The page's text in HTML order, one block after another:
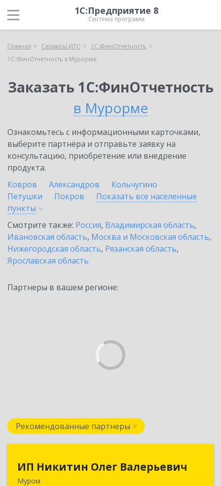
1С:Предприятие 8
Система программ
Главная Сервисы ИТС
1С:ФинОтчетность
1С:ФинОтчетность в Мурорме
Заказать 1С:ФинОтчетность
в Мурорме
Ознакомьтесь с информационными карточками,
выберите партнёра и отправьте заявку на
консультацию, приобретение или внедрение
продукта.
Ковров
Александров
Кольчугино
Петушки
Покров
Показать все населенные
пункты
Смотрите также: Россия, Владимирская область,
Ивановская область, Москва и Московская область,
Нижегородская область, Рязанская область,
Ярославская область
Партнеры в вашем регионе:
Рекомендованные партнеры
ИП Никитин Олег Валерьевич
Муром